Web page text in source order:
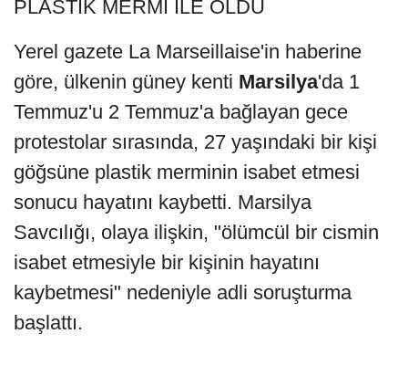
PLASTİK MERMİ İLE ÖLDÜ
Yerel gazete La Marseillaise'in haberine
göre, ülkenin güney kenti Marsilya'da 1
Temmuz'u 2 Temmuz'a bağlayan gece
protestolar sırasında, 27 yaşındaki bir kişi
göğsüne plastik merminin isabet etmesi
sonucu hayatını kaybetti. Marsilya
Savcılığı, olaya ilişkin, "ölümcül bir cismin
isabet etmesiyle bir kişinin hayatını
kaybetmesi" nedeniyle adli soruşturma
başlattı.